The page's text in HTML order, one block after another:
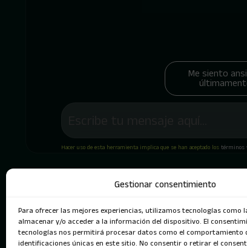
Gestionar consentimiento
Para ofrecer las mejores experiencias, utilizamos tecnologías como
almacenar y/o acceder a la información del dispositivo. El
tecnologías nos permitirá procesar datos como el comportamiento
identificaciones únicas en este sitio. No consentir o retirar el
Me siento
Hacer uso de esta herramienta implica que se han aceptado los términos